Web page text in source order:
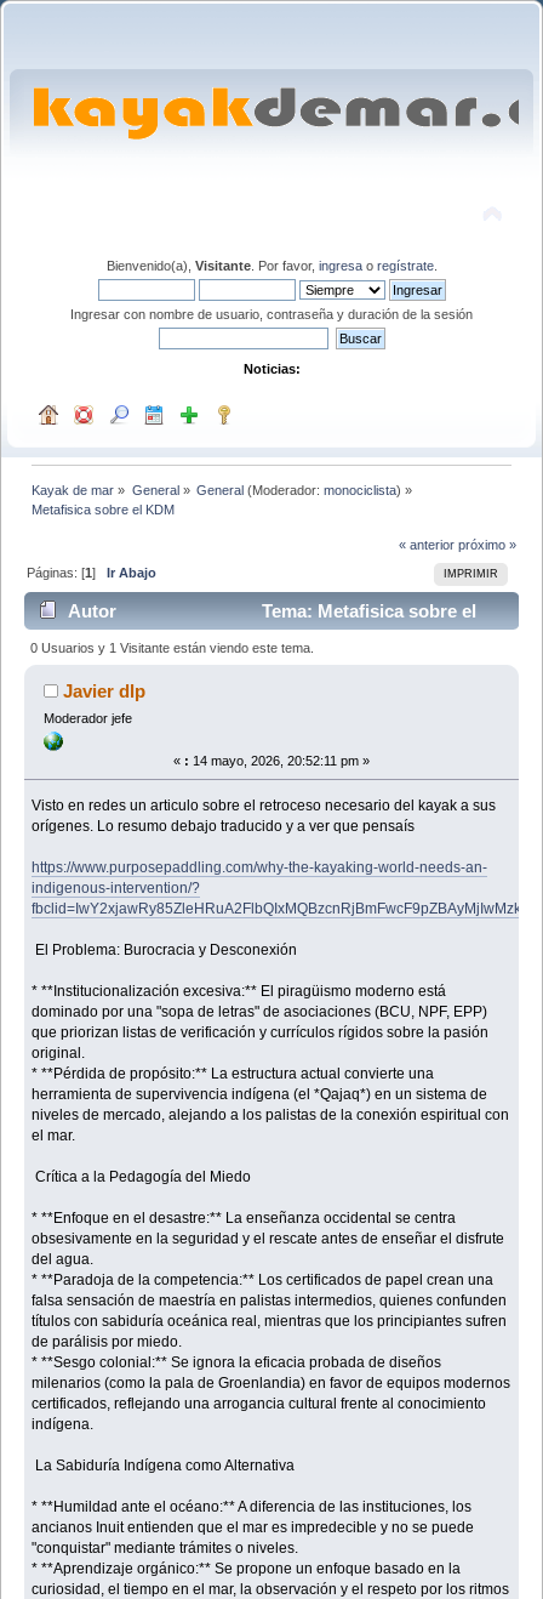
Bienvenido(a), Visitante. Por favor, ingresao regístrate.
Ingresar con nombre de usuario, contraseña y duración de la sesión
Noticias:
Kayak de mar » General» General(Moderador: monociclista) »
Metafisica sobre el KDM
« anterior próximo »
IMPRIMIR
Páginas: [1]Ir Abajo
Autor
Tema: Metafisica sobre el
KDM (Leído 6842 veces)
0 Usuarios y 1 Visitante están viendo este tema.
Javier dlp
Moderador jefe
« : 14 mayo, 2026, 20:52:11 pm »
Visto en redes un articulo sobre el retroceso necesario del kayak a sus
orígenes. Lo resumo debajo traducido y a ver que pensaís
https://www.purposepaddling.com/why-the-kayaking-world-needs-an-
indigenous-intervention/?
El Problema: Burocracia y Desconexión
* **Institucionalización excesiva:** El piragüismo moderno está
dominado por una "sopa de letras" de asociaciones (BCU, NPF, EPP)
que priorizan listas de verificación y currículos rígidos sobre la pasión
original.
* **Pérdida de propósito:** La estructura actual convierte una
herramienta de supervivencia indígena (el *Qajaq*) en un sistema de
niveles de mercado, alejando a los palistas de la conexión espiritual con
el mar.
Crítica a la Pedagogía del Miedo
* **Enfoque en el desastre:** La enseñanza occidental se centra
obsesivamente en la seguridad y el rescate antes de enseñar el disfrute
del agua.
* **Paradoja de la competencia:** Los certificados de papel crean una
falsa sensación de maestría en palistas intermedios, quienes confunden
títulos con sabiduría oceánica real, mientras que los principiantes sufren
de parálisis por miedo.
* **Sesgo colonial:** Se ignora la eficacia probada de diseños
milenarios (como la pala de Groenlandia) en favor de equipos modernos
certificados, reflejando una arrogancia cultural frente al conocimiento
indígena.
La Sabiduría Indígena como Alternativa
* **Humildad ante el océano:** A diferencia de las instituciones, los
ancianos Inuit entienden que el mar es impredecible y no se puede
"conquistar" mediante trámites o niveles.
* **Aprendizaje orgánico:** Se propone un enfoque basado en la
curiosidad, el tiempo en el mar, la observación y el respeto por los ritmos